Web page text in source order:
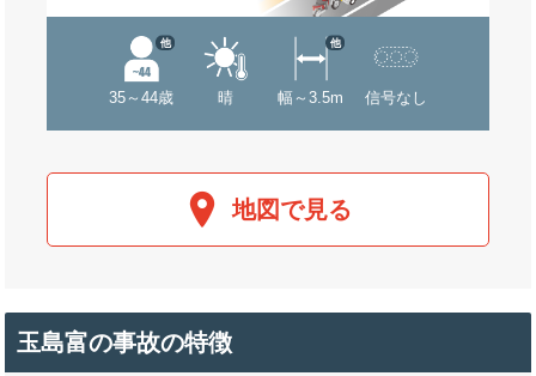
35～44歳
他
晴 幅～3.5m
他
信号なし
地図で見る
玉島富の事故の特徴